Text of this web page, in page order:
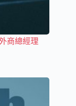
商總經理